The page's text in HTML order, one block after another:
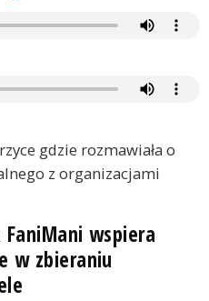
gdzie rozmawiała o
z organizacjami
FaniMani wspiera
w zbieraniu